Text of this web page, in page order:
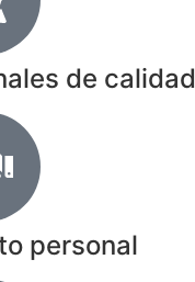
de calidad
personal